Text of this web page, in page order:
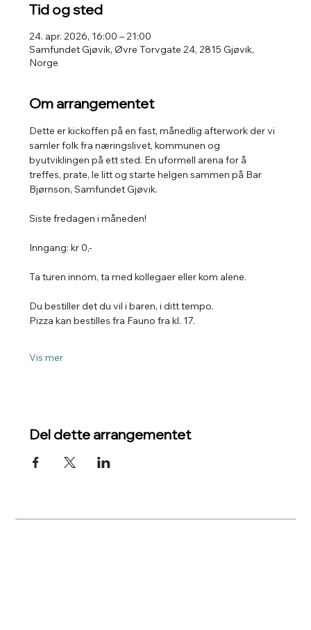
Tid og sted
24. apr. 2026, 16:00 – 21:00
Samfundet Gjøvik, Øvre Torvgate 24, 2815 Gjøvik,
Norge
Om arrangementet
Dette er kickoffen på en fast, månedlig afterwork der vi
samler folk fra næringslivet, kommunen og
byutviklingen på ett sted. En uformell arena for å
treffes, prate, le litt og starte helgen sammen på Bar
Bjørnson, Samfundet Gjøvik.
Siste fredagen i måneden!
Inngang: kr 0,-
Ta turen innom, ta med kollegaer eller kom alene.
Du bestiller det du vil i baren, i ditt tempo.
Pizza kan bestilles fra Fauno fra kl. 17.
Vis mer
Del dette arrangementet